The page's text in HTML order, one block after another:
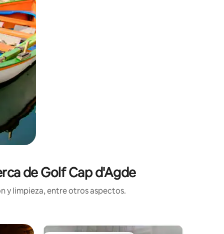
de Golf Cap d'Agde
y limpieza, entre otros aspectos.